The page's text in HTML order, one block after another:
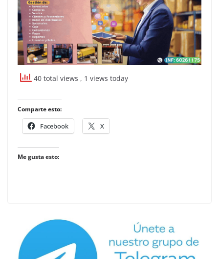
40 total views , 1 views today
Comparte esto:
Facebook X
Me gusta esto: